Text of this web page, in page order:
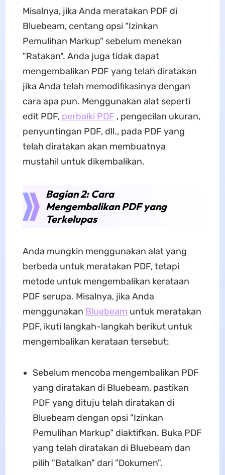
Misalnya, jika Anda meratakan PDF di
Bluebeam, centang opsi "Izinkan
Pemulihan Markup" sebelum menekan
"Ratakan". Anda juga tidak dapat
mengembalikan PDF yang telah diratakan
jika Anda telah memodifikasinya dengan
cara apa pun. Menggunakan alat seperti
edit PDF, perbaiki PDF , pengecilan ukuran,
penyuntingan PDF, dll., pada PDF yang
telah diratakan akan membuatnya
mustahil untuk dikembalikan.
Bagian 2: Cara
Mengembalikan PDF yang
Terkelupas
Anda mungkin menggunakan alat yang
berbeda untuk meratakan PDF, tetapi
metode untuk mengembalikan kerataan
PDF serupa. Misalnya, jika Anda
menggunakan Bluebeam untuk meratakan
PDF, ikuti langkah-langkah berikut untuk
mengembalikan kerataan tersebut:
Sebelum mencoba mengembalikan PDF
yang diratakan di Bluebeam, pastikan
PDF yang dituju telah diratakan di
Bluebeam dengan opsi "Izinkan
Pemulihan Markup" diaktifkan. Buka PDF
yang telah diratakan di Bluebeam dan
pilih "Batalkan" dari "Dokumen".